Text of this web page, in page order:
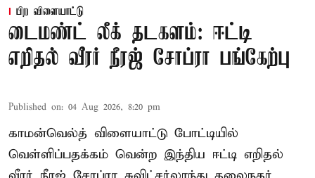
பிற விளையாட்டு
டைமண்ட் லீக் தடகளம்: ஈட்டி
எறிதல் வீரர் நீரஜ் சோப்ரா பங்கேற்பு
Published on: 04 Aug 2026, 8:20 pm
காமன்வெல்த் விளையாட்டு போட்டியில்
வெள்ளிப்பதக்கம் வென்ற இந்திய ஈட்டி எறிதல்